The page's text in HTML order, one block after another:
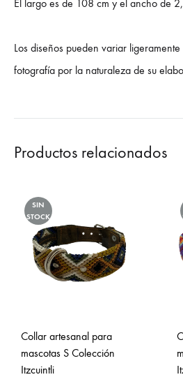
El largo es de 108 cm y el ancho de
Los diseños pueden variar
fotografía por la naturaleza de su
Productos relacionados
SIN
STOCK
Collar artesanal para
mascotas S Colección
Itzcuintli